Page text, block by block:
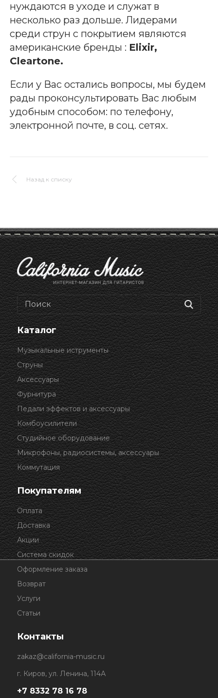
нуждаются в уходе и служат в
несколько раз дольше. Лидерами
среди струн с покрытием являются
американские бренды : Elixir,
Cleartone.
Если у Вас остались вопросы, мы будем
рады проконсультировать Вас любым
удобным способом: по телефону,
электронной почте, в соц. сетях.
Назад к списку
Каталог
Музыкальные иструменты
Струны
Аксессуары
Фурнитура
Педали эффектов и аксессуары
Комбоусилители
Студийное оборудование
Микрофоны, радиосистемы, аксессуары
Коммутация
Покупателям
Оплата
Доставка
Акции
Система скидок
Оформление заказа
Возврат
Услуги
Статьи
Контакты
zakaz@california-music.ru
г. Киров, ул. Ленина, 114А
+7 8332 78 16 78